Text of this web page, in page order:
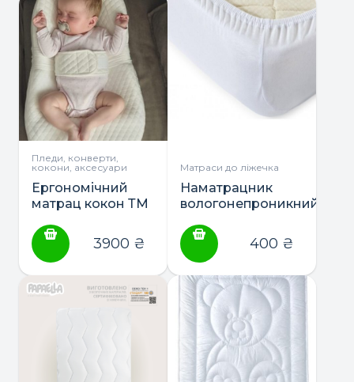
Пледи, конверти,
кокони, аксесуари
Ергономічний
матрац кокон ТМ
3900 ₴
Матраси до ліжечка
Наматрацник
вологонепроникний
AguaStop
400 ₴